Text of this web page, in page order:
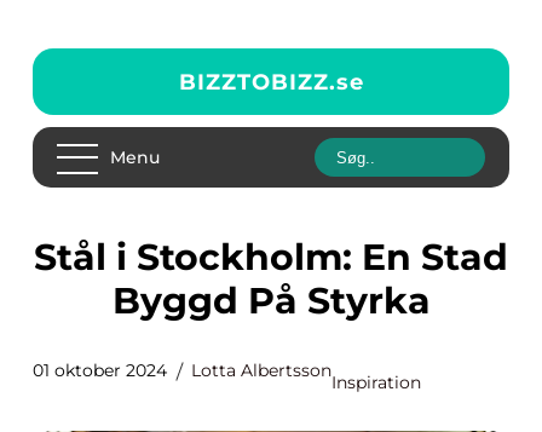
BIZZTOBIZZ.se
Menu
Stål i Stockholm: En Stad
Byggd På Styrka
01 oktober 2024 Lotta Albertsson
Inspiration